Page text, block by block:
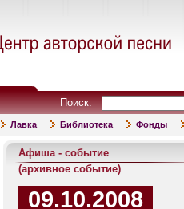
Поиск:
Лавка Библиотека Фонды
Афиша - событие
(архивное событие)
09.10.2008